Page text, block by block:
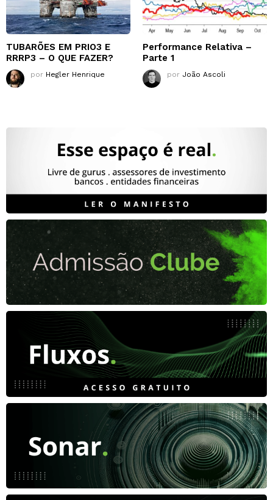
TUBARÕES EM PRIO3 E
RRRP3 – O QUE FAZER?
por Hegler Henrique
Performance Relativa –
Parte 1
por João Ascoli